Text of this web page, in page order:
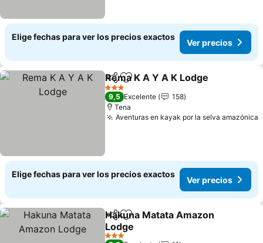
Elige fechas para ver los precios exactos
Ver precios
CompartirAgregar a favoritos
Rema K A Y A K Lodge
3 Estrellas
9,5 Excelente
158
Tena
Aventuras en kayak por la selva amazónica
Elige fechas para ver los precios exactos
Ver precios
CompartirAgregar a favoritos
Hakuna Matata Amazon
Lodge
Ver precios
3 Estrellas